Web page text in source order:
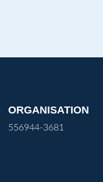
ORGANISATION
556944-3681